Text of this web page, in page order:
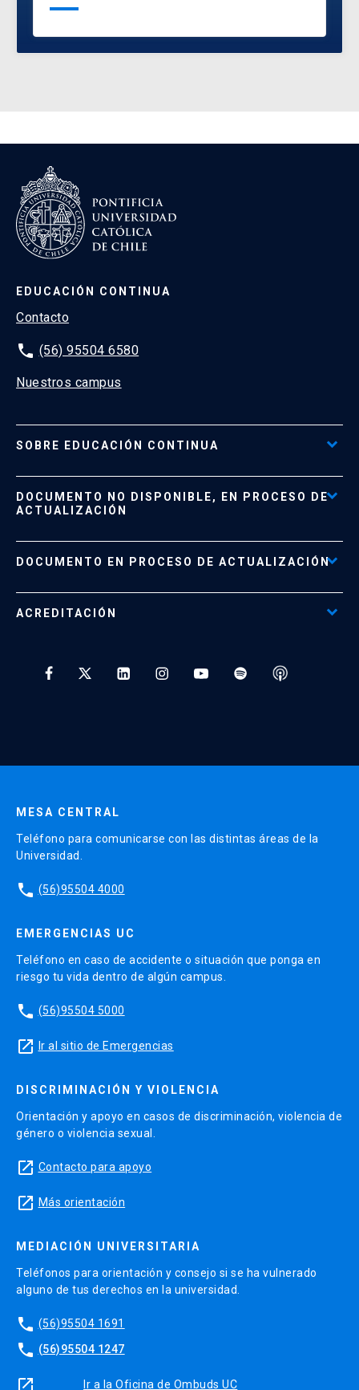
EDUCACIÓN CONTINUA
Contacto
phone (56) 95504 6580
Nuestros campus
SOBRE EDUCACIÓN CONTINUA
Formas de Pago
Políticas de Retiro, Devolución e Información Importante
DOCUMENTO NO DISPONIBLE, EN PROCESO DE
ACTUALIZACIÓN
Documento No Disponible file_download
DOCUMENTO EN PROCESO DE ACTUALIZACIÓN
ACREDITACIÓN
MESA CENTRAL
Teléfono para comunicarse con las distintas áreas de la
Universidad.
phone (56)95504 4000
EMERGENCIAS UC
Teléfono en caso de accidente o situación que ponga en
riesgo tu vida dentro de algún campus.
phone (56)95504 5000
launch Ir al sitio de Emergencias
DISCRIMINACIÓN Y VIOLENCIA
Orientación y apoyo en casos de discriminación, violencia de
género o violencia sexual.
launch Contacto para apoyo
launch Más orientación
MEDIACIÓN UNIVERSITARIA
Teléfonos para orientación y consejo si se ha vulnerado
alguno de tus derechos en la universidad.
phone (56)95504 1691
phone (56)95504 1247
launch Ir a la Oficina de Ombuds UC